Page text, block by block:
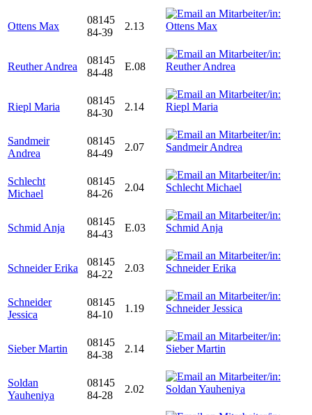
Ottens Max
08145
84-39
2.13
Reuther Andrea
08145
84-48
E.08
Riepl Maria
08145
84-30
2.14
Sandmeir
Andrea
08145
84-49
2.07
Schlecht
Michael
08145
84-26
2.04
Schmid Anja
08145
84-43
E.03
Schneider Erika
08145
84-22
2.03
Schneider
Jessica
08145
84-10
1.19
Sieber Martin
08145
84-38
2.14
Soldan
Yauheniya
08145
84-28
2.02